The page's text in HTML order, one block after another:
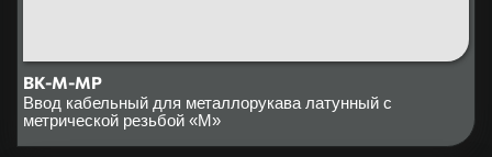
ВК-М-МР
Ввод кабельный для металлорукава латунный c
метрической резьбой «M»